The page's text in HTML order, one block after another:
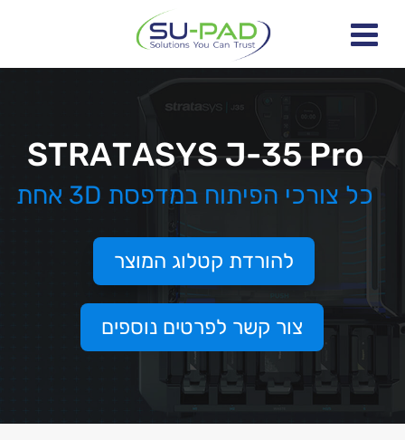
STRATASYS J-35 Pro
כל צורכי הפיתוח במדפסת 3D אחת
להורדת קטלוג המוצר
צור קשר לפרטים נוספים